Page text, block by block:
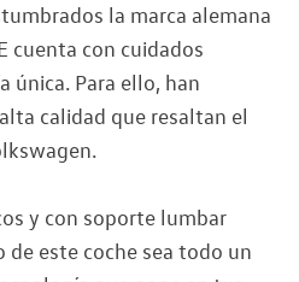
la marca alemana
cuenta con cuidados
única. Para ello, han
calidad que resaltan el
y con soporte lumbar
de este coche sea todo un